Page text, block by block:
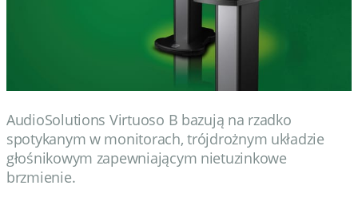
Filmy
AudioSolutions Virtuoso B bazują na rzadko
spotykanym w monitorach, trójdrożnym układzie
głośnikowym zapewniającym nietuzinkowe
brzmienie.